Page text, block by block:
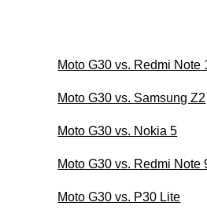
Moto G30 vs. Redmi Note
Moto G30 vs. Samsung Z2
Moto G30 vs. Nokia 5
Moto G30 vs. Redmi Note
Moto G30 vs. P30 Lite